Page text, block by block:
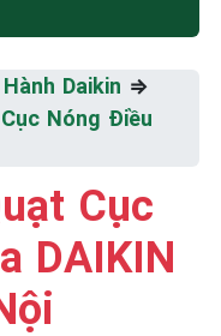
Daikin ⇒
Nóng Điều
Cục
DAIKIN